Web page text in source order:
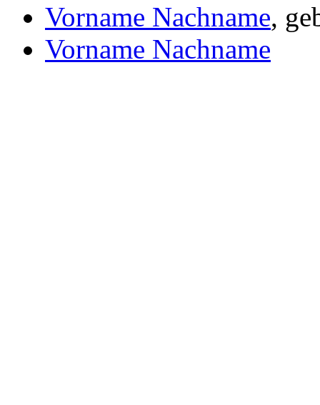
Vorname Nachname,
Vorname Nachname